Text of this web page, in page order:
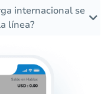
internacional se
línea?